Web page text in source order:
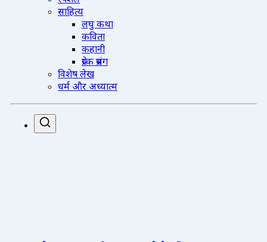
साहित्य
लघु कथा
कविता
कहानी
प्रेरक प्रसंग
विशेष लेख
धर्म और अध्यात्म